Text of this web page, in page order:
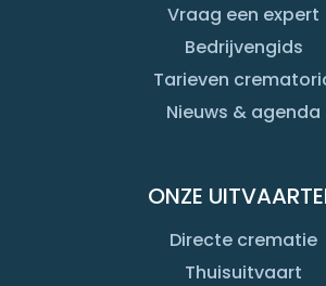
Vraag een expert
Bedrijvengids
Tarieven
Nieuws & agenda
ONZE
Directe crematie
Thuisuitvaart